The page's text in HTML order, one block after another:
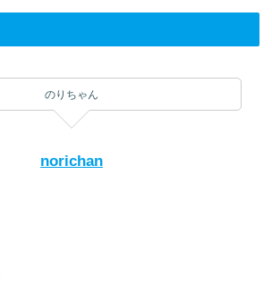
のりちゃん
norichan